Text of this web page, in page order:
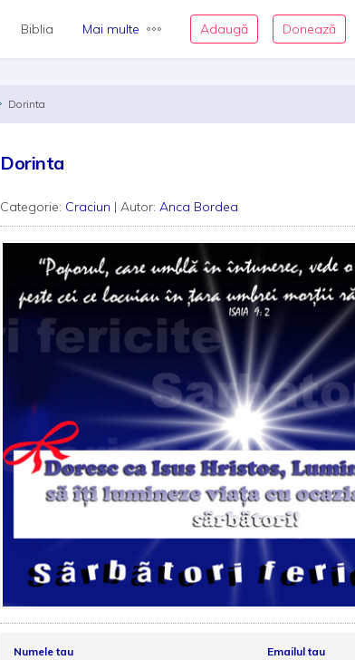
Biblia Mai multe Adaugă Donează
Dorinta
Dorinta
Categorie: Craciun | Autor:Anca Bordea
Numele tau Emailul tau